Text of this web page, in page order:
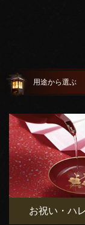
用途から選ぶ
お祝い・ハ